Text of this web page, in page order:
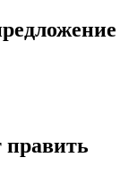
править